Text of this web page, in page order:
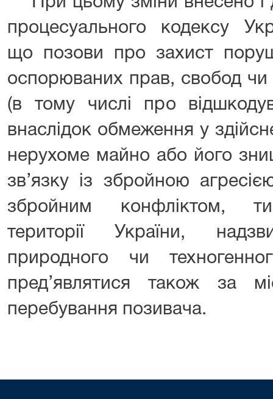
процесуального кодексу
що позови про захист
оспорюваних прав, свобод чи
(в тому числі про
внаслідок обмеження у
нерухоме майно або його
зв’язку із збройною
збройним конфліктом,
території України,
природного чи
пред’являтися також за
перебування позивача.